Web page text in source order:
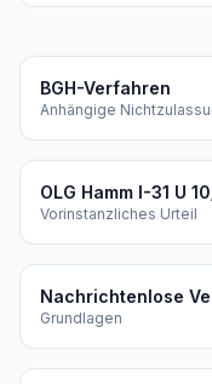
BGH-Verfahren
Anhängige
OLG Hamm I-31 U
Vorinstanzliches Urteil
Nachrichtenlose
Grundlagen